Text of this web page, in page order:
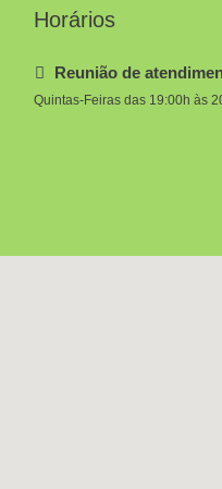
Horários
Reunião de
Quintas-Feiras das 19:00h às